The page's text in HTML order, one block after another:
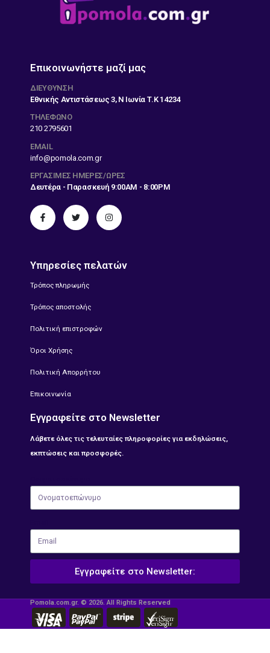
Επικοινωνήστε μαζί μας
ΔΙΕΎΘΥΝΣΗ
Εθνικής Αντιστάσεως 3, Ν Ιωνία Τ.Κ 14234
ΤΗΛΕΦΩΝΟ
210 2795601
EMAIL
info@pomola.com.gr
ΕΡΓΆΣΙΜΕΣ ΗΜΈΡΕΣ/ΏΡΕΣ
Δευτέρα - Παρασκευή 9:00AM - 8:00PM
Υπηρεσίες πελατών
Τρόπος πληρωμής
Τρόπος αποστολής
Πολιτική επιστροφών
Όροι Χρήσης
Πολιτική Απορρήτου
Επικοινωνία
Εγγραφείτε στο Newsletter
Λάβετε όλες τις τελευταίες πληροφορίες για εκδηλώσεις,
εκπτώσεις και προσφορές.
Εγγραφείτε στο Newsletter:
Pomola.com.gr. © 2026. All Rights Reserved